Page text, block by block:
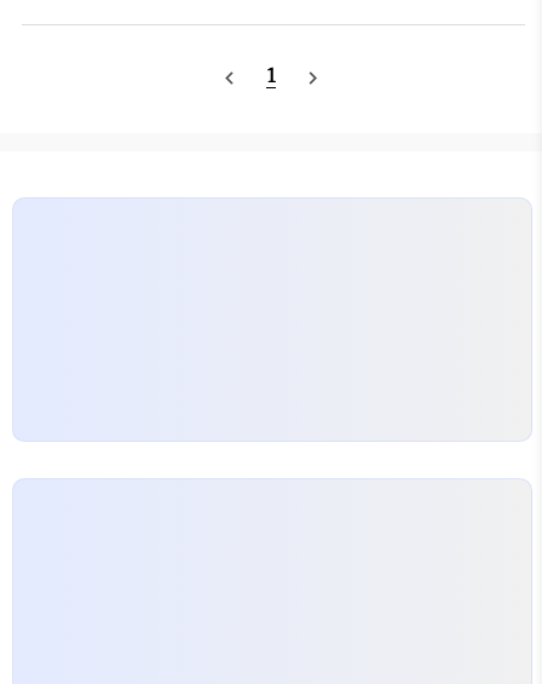
자’로 변화하는 과정 자체가 시청자에게 사이다을 전
서사에 강한 몰입력을 더한다. 특히 짧은 러닝타임 안
극, 미스터리, 로맨스각본: 서문소낭자(西门小娘
navigate_before 1 navigate_next